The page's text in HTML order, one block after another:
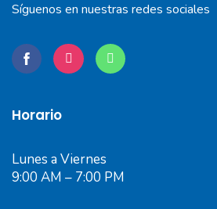
Síguenos en nuestras redes sociales
Horario
Lunes a Viernes
9:00 AM – 7:00 PM